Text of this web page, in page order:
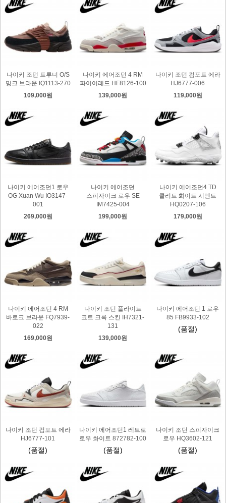
나이키 조던 트루너 O/S
밍크 브라운 IQ1113-270
109,000원
나이키 에어조던 4 RM
파이어레드 HF8126-100
139,000원
나이키 조던 컴포트 에라
HJ6777-006
119,000원
나이키 에어조던1 로우
OG Xuan Wu IO3147-
001
269,000원
나이키 에어조던
스피자이크 로우 SE
IM7425-004
199,000원
나이키 에어조던4 TD
클리트 화이트 시멘트
HQ0207-106
179,000원
나이키 에어조던 4 RM
바로크 브라운 FQ7939-
022
169,000원
나이키 조던 플라이트
코트 크록 스킨 IH7321-
131
139,000원
나이키 에어조던 1 로우
85 FB9933-102
(품절)
나이키 조던 컴포트 에라
HJ6777-101
(품절)
나이키 에어조던1 레트로
로우 화이트 872782-100
(품절)
나이키 조던 스피자이크
로우 HQ3602-121
(품절)